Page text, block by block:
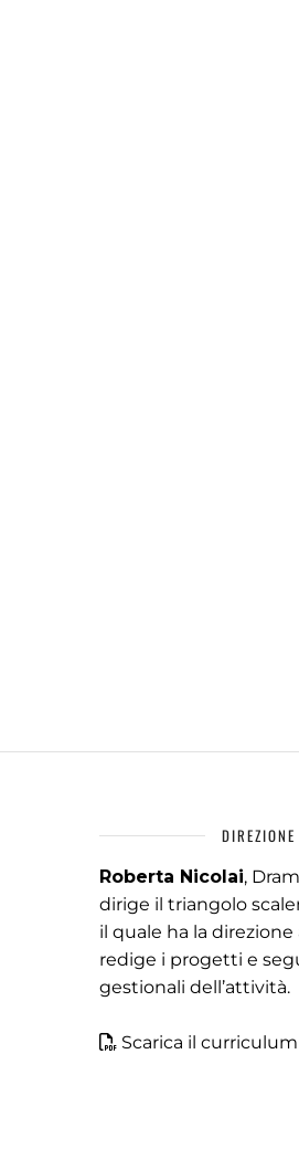
Roberta Nicolai,
dirige il triangolo
il quale ha la
redige i progetti e
gestionali dell’attività.
Scarica il curriculum